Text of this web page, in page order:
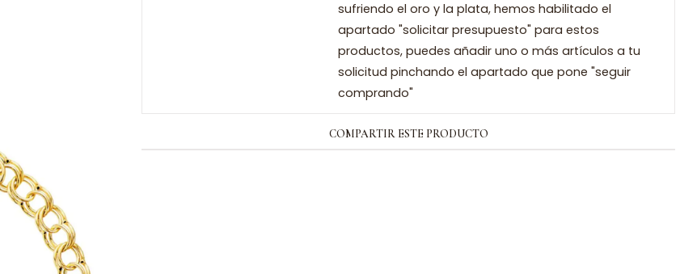
sufriendo el oro y la plata, hemos habilitado el
apartado "solicitar presupuesto" para estos
productos, puedes añadir uno o más artículos a tu
solicitud pinchando el apartado que pone "seguir
comprando"
COMPARTIR ESTE PRODUCTO